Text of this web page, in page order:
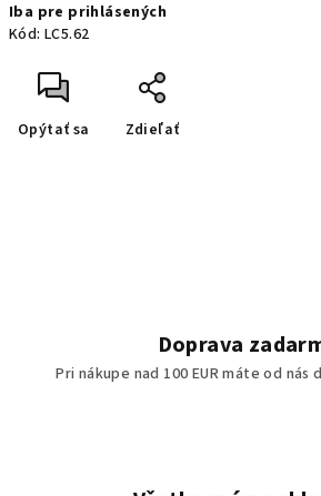
cena:
Iba pre prihlásených
Kód: LC5.62
Opýtať sa Zdieľať
Doprava
Pri nákupe nad 100 EUR máte od nás